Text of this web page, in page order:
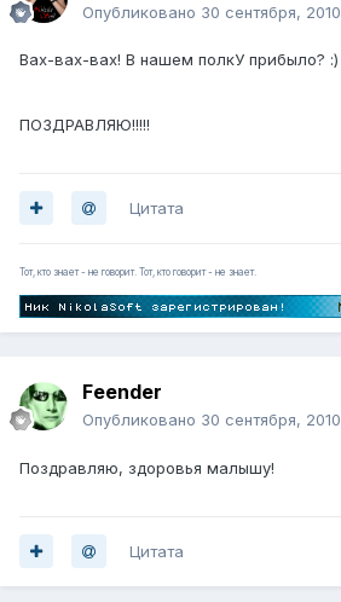
Опубликовано 30 сентября, 2010
Вах-вах-вах! В нашем полкУ прибыло? :)
ПОЗДРАВЛЯЮ!!!!!
Цитата
Тот, кто знает - не говорит. Тот, кто говорит - не знает.
Feender
Опубликовано 30 сентября, 2010
Поздравляю, здоровья малышу!
Цитата